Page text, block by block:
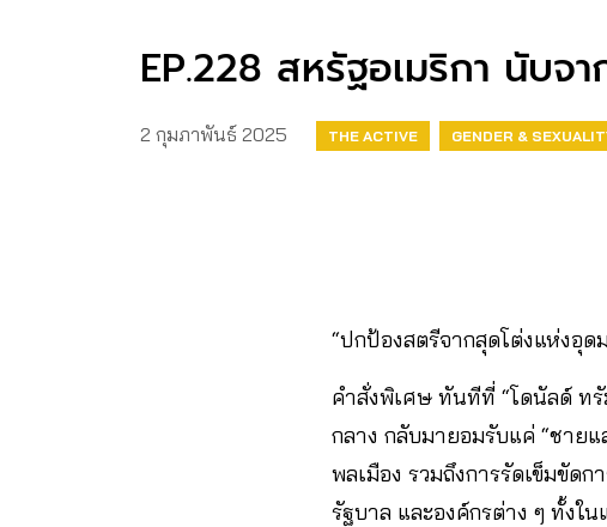
EP.228 สหรัฐอเมริกา นับ
2 กุมภาพันธ์ 2025 THE ACTIVE GENDER &
“ปกป้องสตรีจากสุดโต่งแห่งอุ
คำสั่งพิเศษ ทันทีที่ “โดนัลด์ ทรั
กลาง กลับมายอมรับแค่ “ชายแ
พลเมือง รวมถึงการรัดเข็มขัด
รัฐบาล และองค์กรต่าง ๆ ทั้งใน